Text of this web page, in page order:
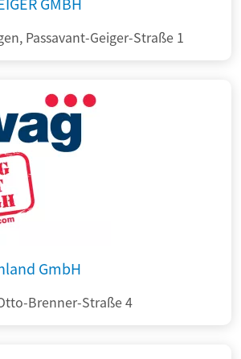
Passavant-Geiger-Straße 1
GmbH
Brenner-Straße 4